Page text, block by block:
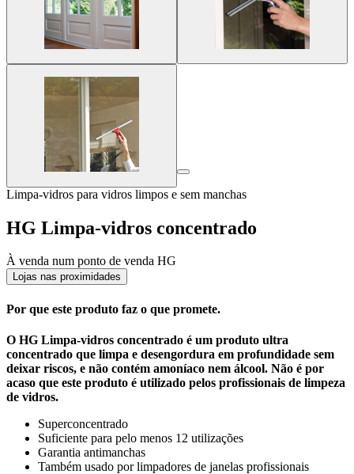
Limpa-vidros para vidros limpos e sem manchas
HG Limpa-vidros concentrado
À venda num ponto de venda HG
Lojas nas proximidades
Por que este produto faz o que promete.
O HG Limpa-vidros concentrado é um produto ultra
concentrado que limpa e desengordura em profundidade sem
deixar riscos, e não contém amoníaco nem álcool. Não é por
acaso que este produto é utilizado pelos profissionais de limpeza
de vidros.
Superconcentrado
Suficiente para pelo menos 12 utilizações
Garantia antimanchas
Também usado por limpadores de janelas profissionais